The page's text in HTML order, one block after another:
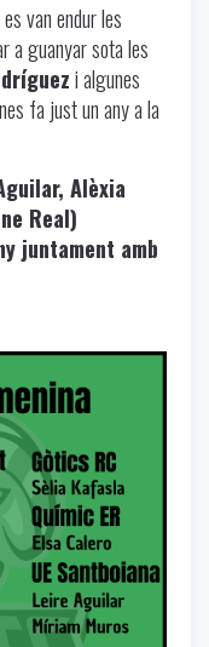
van endur les
a guanyar sota les
i algunes
fa just un any a la
Alèxia
Real)
juntament amb